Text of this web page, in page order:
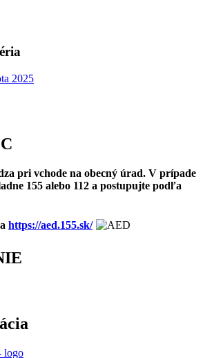
pri vchode na obecný úrad. V prípade
155 alebo 112 a postupujte podľa
https://aed.155.sk/